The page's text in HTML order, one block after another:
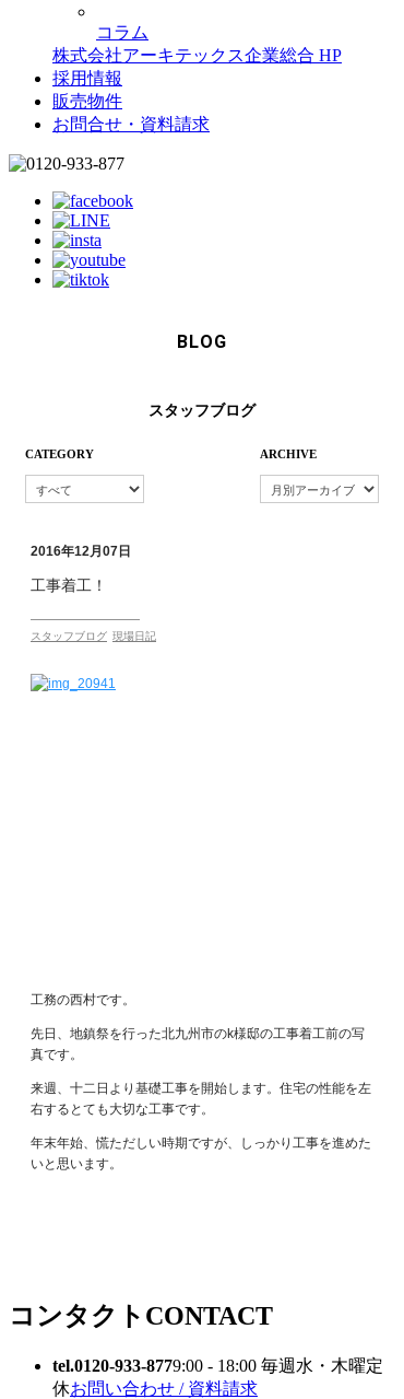
コラム
株式会社アーキテックス企業総合 HP
採用情報
販売物件
お問合せ・資料請求
BLOG
スタッフブログ
CATEGORY ARCHIVE
2016年12月07日
工事着工！
スタッフブログ 現場日記
工務の西村です。
先日、地鎮祭を行った北九州市のk様邸の工事着工前の写
真です。
来週、十二日より基礎工事を開始します。住宅の性能を左
右するとても大切な工事です。
年末年始、慌ただしい時期ですが、しっかり工事を進めた
いと思います。
コンタクト CONTACT
tel.0120-933-8779:00 - 18:00 毎週水・木曜定
休お問い合わせ / 資料請求